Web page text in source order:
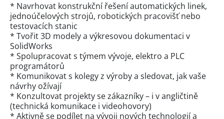
* Navrhovat konstrukční řešení automatických linek,
jednoúčelových strojů, robotických pracovišť nebo
testovacích stanic
* Tvořit 3D modely a výkresovou dokumentaci v
SolidWorks
* Spolupracovat s týmem vývoje, elektro a PLC
programátorů
* Komunikovat s kolegy z výroby a sledovat, jak vaše
návrhy ožívají
* Konzultovat projekty se zákazníky – i v angličtině
(technická komunikace i videohovory)
* Aktivně se podílet na vývoji nových technologií a